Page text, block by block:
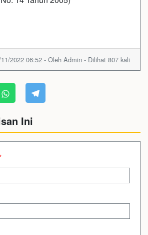
2022 06:52 - Oleh Admin - Dilihat 807 kali
Ini